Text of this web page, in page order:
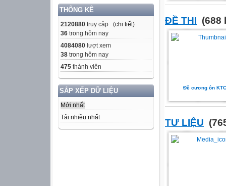
THỐNG KÊ
2120880 truy cập (chi tiết)
36 trong hôm nay
4084080 lượt xem
38 trong hôm nay
475 thành viên
SẮP XẾP DỮ LIỆU
Mới nhất
Tải nhiều nhất
ĐỀ THI (688
Đề cương ôn
TƯ LIỆU